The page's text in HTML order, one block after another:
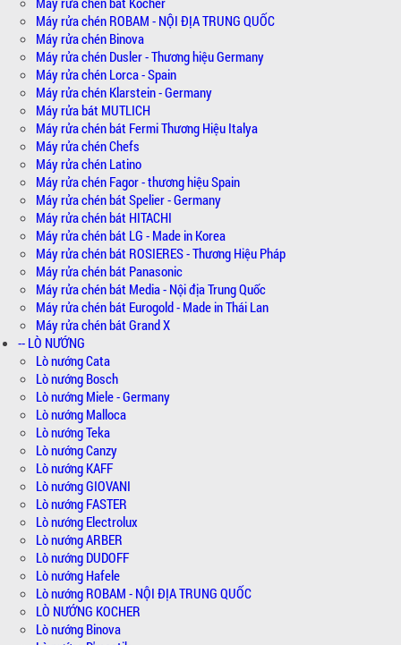
Máy rửa chén ROBAM - NỘI ĐỊA TRUNG QUỐC
Máy rửa chén Binova
Máy rửa chén Dusler - Thương hiệu Germany
Máy rửa chén Lorca - Spain
Máy rửa chén Klarstein - Germany
Máy rửa bát MUTLICH
Máy rửa chén bát Fermi Thương Hiệu Italya
Máy rửa chén Chefs
Máy rửa chén Latino
Máy rửa chén Fagor - thương hiệu Spain
Máy rửa chén bát Spelier - Germany
Máy rửa chén bát HITACHI
Máy rửa chén bát LG - Made in Korea
Máy rửa chén bát ROSIERES - Thương Hiệu Pháp
Máy rửa chén bát Panasonic
Máy rửa chén bát Media - Nội địa Trung Quốc
Máy rửa chén bát Eurogold - Made in Thái Lan
Máy rửa chén bát Grand X
-- LÒ NƯỚNG
Lò nướng Cata
Lò nướng Bosch
Lò nướng Miele - Germany
Lò nướng Malloca
Lò nướng Teka
Lò nướng Canzy
Lò nướng KAFF
Lò nướng GIOVANI
Lò nướng FASTER
Lò nướng Electrolux
Lò nướng ARBER
Lò nướng DUDOFF
Lò nướng Hafele
Lò nướng ROBAM - NỘI ĐỊA TRUNG QUỐC
LÒ NƯỚNG KOCHER
Lò nướng Binova